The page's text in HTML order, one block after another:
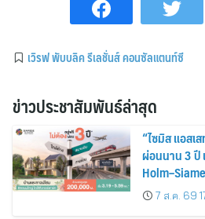
เวิรฟ พับบลิค รีเลชั่นส์ คอนซัลแตนท์ซี
ข่าวประชาสัมพันธ์ล่าสุด
“ไซมิส แอสเ
ผ่อนนาน 3 ปี
ส่วนลดและสิ
2569
7 ส.ค. 69